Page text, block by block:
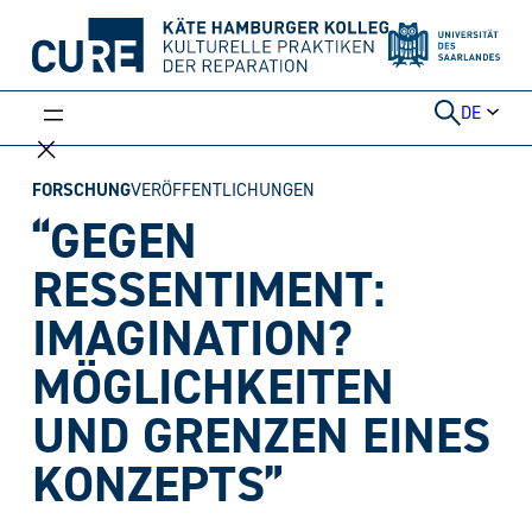
Inhalt
DE
FORSCHUNGVERÖFFENTLICHUNGEN
“GEGEN
RESSENTIMENT:
IMAGINATION?
MÖGLICHKEITEN
UND GRENZEN EINES
KONZEPTS”